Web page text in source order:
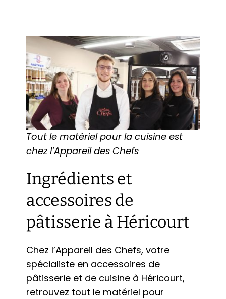
Tout le matériel pour la cuisine est
chez l’Appareil des Chefs
Ingrédients et
accessoires de
pâtisserie à Héricourt
Chez l’Appareil des Chefs, votre
spécialiste en accessoires de
pâtisserie et de cuisine à Héricourt,
retrouvez tout le matériel pour